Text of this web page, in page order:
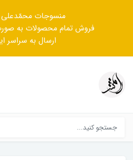
منسوجات
فروش تمام محصولات به
ارسال به سراسر